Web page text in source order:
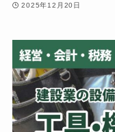
2025年12月20日